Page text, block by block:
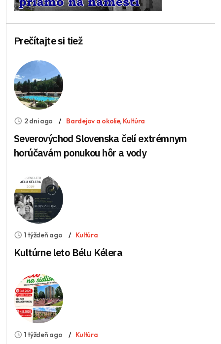
Prečítajte si tiež
2 dni ago Bardejov a okolie, Kultúra
Severovýchod Slovenska čelí extrémnym
horúčavám ponukou hôr a vody
1 týždeň ago Kultúra
Kultúrne leto Bélu Kélera
1 týždeň ago Kultúra